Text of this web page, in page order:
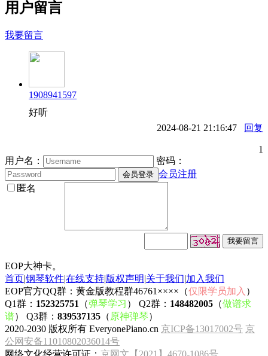
用户留言
我要留言
1908941597
好听
2024-08-21 21:16:47
回复
1
用户名：
密码：
会员注册
匿名
EOP大神卡。
首页 钢琴软件在线支持版权声明 关于我们 加入我们
EOP官方QQ群：黄金版教程群46761××××（仅限学员加入 ）
Q1群： 152325751 （弹琴学习 ） Q2群： 148482005 （做谱求
谱） Q3群： 839537135 （ 原神弹琴 ）
2020-2030 版权所有 EveryonePiano.cn 京ICP备13017002号 京
公网安备11010802036014号